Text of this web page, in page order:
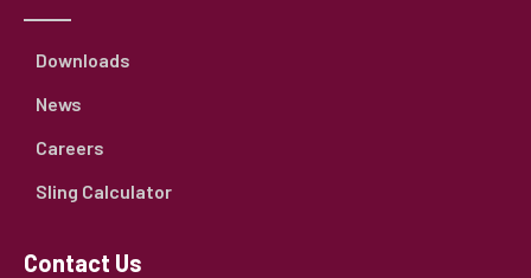
Downloads
News
Careers
Sling Calculator
Contact Us